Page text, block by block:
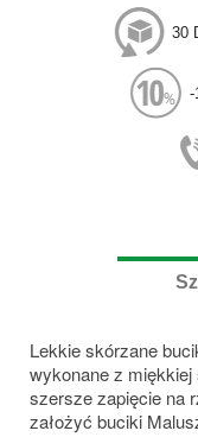
30
-
Lekkie skórzane
wykonane z miękkiej
szersze zapięcie na
założyć buciki